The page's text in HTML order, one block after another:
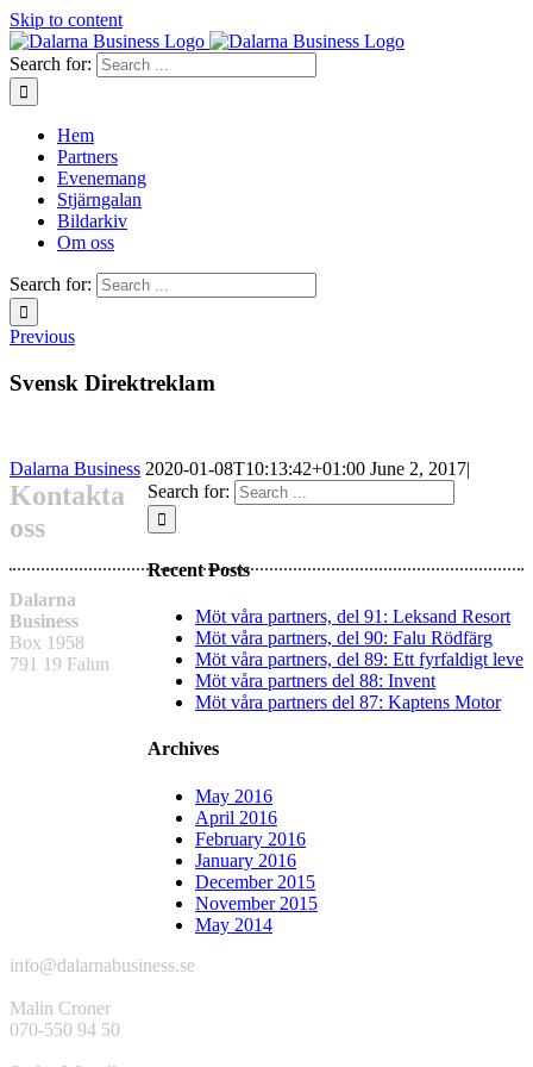
Skip to content
Search for:
Hem
Partners
Evenemang
Stjärngalan
Bildarkiv
Om oss
Search for:
Previous
Svensk Direktreklam
Dalarna Business 2020-01-08T10:13:42+01:00 June 2, 2017|
Search for:
Recent Posts
Möt våra partners, del 91: Leksand Resort
Möt våra partners, del 90: Falu Rödfärg
Möt våra partners, del 89: Ett fyrfaldigt leve
Möt våra partners del 88: Invent
Möt våra partners del 87: Kaptens Motor
Archives
May 2016
April 2016
February 2016
January 2016
December 2015
November 2015
May 2014
Kontakta
oss
Dalarna
Business
Box 1958
791 19 Falun
info@dalarnabusiness.se
Malin Croner
070-550 94 50